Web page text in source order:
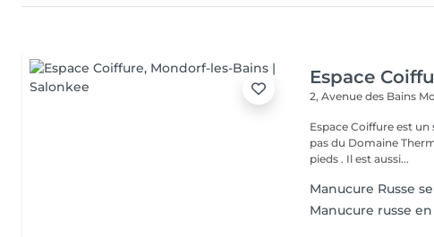
Espace
2, Avenue des Bains
Espace Coiffure est un salon Mixte. Nous
pas du Domaine
pieds . Il est aussi...
Manucure Russe
Manucure russe